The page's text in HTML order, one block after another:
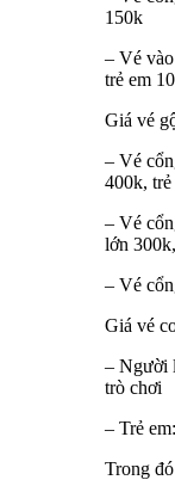
150k
– Vé
trẻ em
Giá vé
– Vé
400k,
– Vé
lớn
– Vé
Giá vé
– Người
trò chơi
– Trẻ
Trong